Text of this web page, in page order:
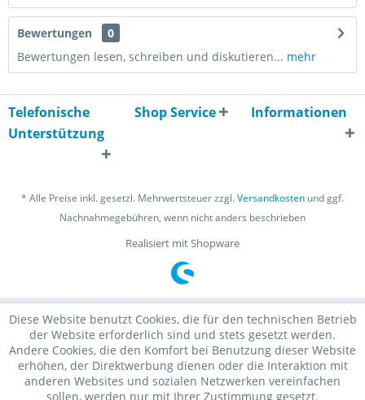
Bewertungen
0
Bewertungen lesen, schreiben und diskutieren... mehr
Telefonische
Unterstützung
Shop Service Informationen
* Alle Preise inkl. gesetzl. Mehrwertsteuer zzgl.Versandkosten und ggf.
Nachnahmegebühren, wenn nicht anders beschrieben
Realisiert mit Shopware
Diese Website benutzt Cookies, die für den technischen Betrieb
der Website erforderlich sind und stets gesetzt werden.
Andere Cookies, die den Komfort bei Benutzung dieser Website
erhöhen, der Direktwerbung dienen oder die Interaktion mit
anderen Websites und sozialen Netzwerken vereinfachen
sollen, werden nur mit Ihrer Zustimmung gesetzt.